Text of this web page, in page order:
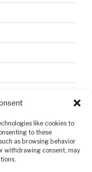
like cookies to
to these
as browsing behavior
withdrawing consent, may